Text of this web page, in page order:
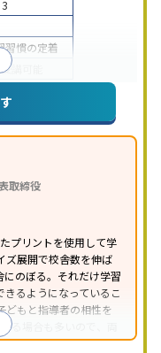
習慣の定着
講可能
取締役
プリントを使用して学
ズ展開で校舎数を伸ば
のぼる。それだけ学習
るようになっているこ
どもと指導者の相性を
る場合も多いので、両